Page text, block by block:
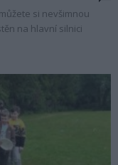
si nevšimnou
na hlavní silnici